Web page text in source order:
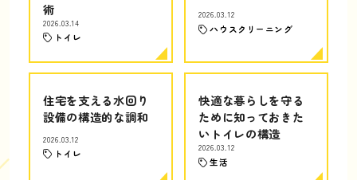
術
2026.03.14
トイレ
2026.03.12
ハウスクリーニング
住宅を支える水回り
設備の構造的な調和
2026.03.12
トイレ
快適な暮らしを守る
ために知っておきた
いトイレの構造
2026.03.12
生活